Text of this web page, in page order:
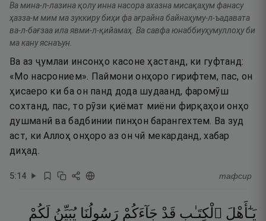
Ва мина-л-лазина қолу инна насора ахазна мисақаҳум фанасу
ҳазза-м мим ма зуккиру биҳи фа ағрайна байнаҳуму-л-ъадавата
ва-л-бағзаа ила явми-л-қийамаҳ. Ва савфа юнаббиуҳумуллоҳу би
ма кану яснаъун.
Ва аз ҷумлаи инсонҳо касоне ҳастанд, ки гуфтанд:
«Мо насронием». Паймони онҳоро гирифтем, пас, он
ҳисаеро ки ба он панд дода шудаанд, фаромӯш
сохтанд, пас, то рӯзи қиёмат миёни фирқаҳои онҳо
душманӣ ва бадбинии пинҳон барангехтем. Ва зуд
аст, ки Аллоҳ онҳоро аз он чӣ мекарданд, хабар
диҳад.
5:14 тафсир
يَـٰٓأَهْلَ ٱلْكِتَـٰبِ قَدْ جَآءَكُمْ رَسُولُنَا يُبَيِّنُ لَكُمْ